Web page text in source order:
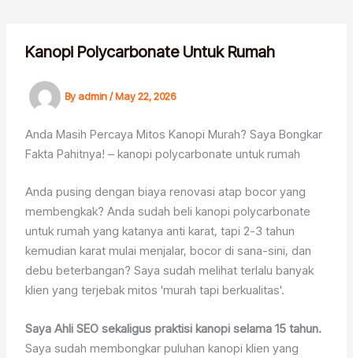
contentKanopi Polycarbonate Untuk Rumah
Byadmin/May 22, 2026
Anda Masih Percaya Mitos Kanopi Murah? Saya Bongkar
Fakta Pahitnya! – kanopi polycarbonate untuk rumah
Anda pusing dengan biaya renovasi atap bocor yang
membengkak? Anda sudah beli kanopi polycarbonate
untuk rumah yang katanya anti karat, tapi 2-3 tahun
kemudian karat mulai menjalar, bocor di sana-sini, dan
debu beterbangan? Saya sudah melihat terlalu banyak
klien yang terjebak mitos 'murah tapi berkualitas'.
Saya Ahli SEO sekaligus praktisi kanopi selama 15 tahun.
Saya sudah membongkar puluhan kanopi klien yang